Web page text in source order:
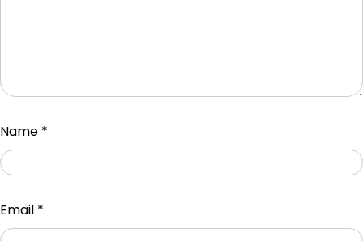
Name *
Email *